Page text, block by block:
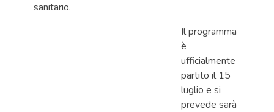
sanitario.
Il programma
è
ufficialmente
partito il 15
luglio e si
prevede sarà